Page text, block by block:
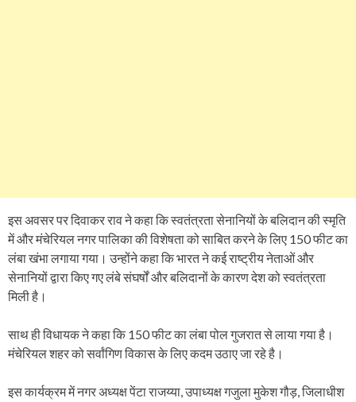
इस अवसर पर दिवाकर राव ने कहा कि स्वतंत्रता सेनानियों के बलिदान की स्मृति
में और मंचेरियल नगर पालिका की विशेषता को साबित करने के लिए 150 फीट का
लंबा खंभा लगाया गया। उन्होंने कहा कि भारत ने कई राष्ट्रीय नेताओं और
सेनानियों द्वारा किए गए लंबे संघर्षों और बलिदानों के कारण देश को स्वतंत्रता
मिली है।
साथ ही विधायक ने कहा कि 150 फीट का लंबा पोल गुजरात से लाया गया है।
मंचेरियल शहर को सर्वांगिण विकास के लिए कदम उठाए जा रहे है।
इस कार्यक्रम में नगर अध्यक्ष पेंटा राजय्या, उपाध्यक्ष गजुला मुकेश गौड़, जिलाधीश